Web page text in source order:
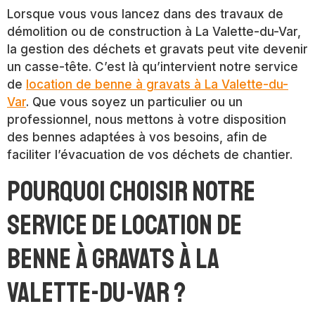
Lorsque vous vous lancez dans des travaux de
démolition ou de construction à La Valette-du-Var,
la gestion des déchets et gravats peut vite devenir
un casse-tête. C’est là qu’intervient notre service
de location de benne à gravats à La Valette-du-
Var. Que vous soyez un particulier ou un
professionnel, nous mettons à votre disposition
des bennes adaptées à vos besoins, afin de
faciliter l’évacuation de vos déchets de chantier.
Pourquoi choisir notre
service de location de
benne à gravats à La
Valette-du-Var ?